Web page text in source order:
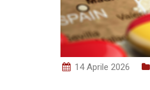
14 Aprile 2026